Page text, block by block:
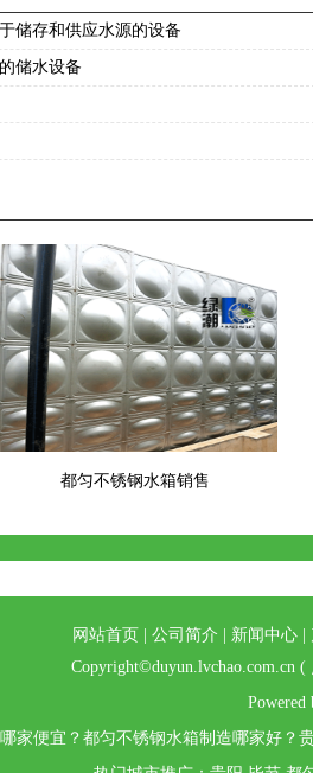
储存和供应水源的设备
储水设备
都匀不锈钢水箱销售
网站首页 公司简介 新闻中心
Copyright©duyun.lvchao.com.cn(
Powered
家便宜？都匀不锈钢水箱制造哪家好